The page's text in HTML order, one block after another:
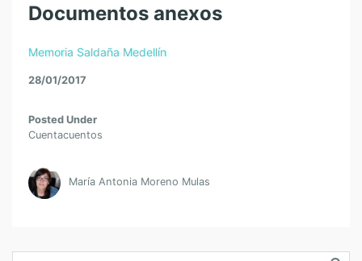
Documentos anexos
Memoria Saldaña Medellín
28/01/2017
Posted Under
Cuentacuentos
María Antonia Moreno Mulas